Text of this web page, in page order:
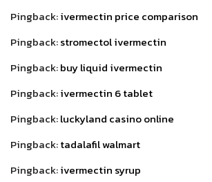
Pingback:ivermectin price comparison
Pingback:stromectol ivermectin
Pingback:buy liquid ivermectin
Pingback:ivermectin 6 tablet
Pingback:luckyland casino online
Pingback:tadalafil walmart
Pingback:ivermectin syrup